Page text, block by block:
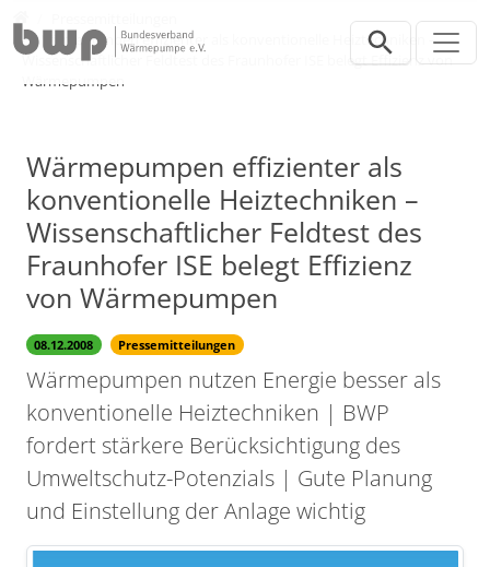
Wärmepumpen effizienter als konventionelle Heiztechniken –
Wissenschaftlicher Feldtest des Fraunhofer ISE belegt Effizienz von
Wärmepumpen
Wärmepumpen effizienter als
konventionelle Heiztechniken –
Wissenschaftlicher Feldtest des
Fraunhofer ISE belegt Effizienz
von Wärmepumpen
08.12.2008 Pressemitteilungen
Wärmepumpen nutzen Energie besser als
konventionelle Heiztechniken | BWP
fordert stärkere Berücksichtigung des
Umweltschutz-Potenzials | Gute Planung
und Einstellung der Anlage wichtig